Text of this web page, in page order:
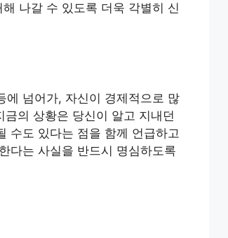
나갈 수 있도록 더욱 각별히 신
에 넘어가, 자신이 경제적으로 많
의 상황은 당신이 알고 지내던
수도 있다는 점을 함께 언급하고
다는 사실을 반드시 명심하도록